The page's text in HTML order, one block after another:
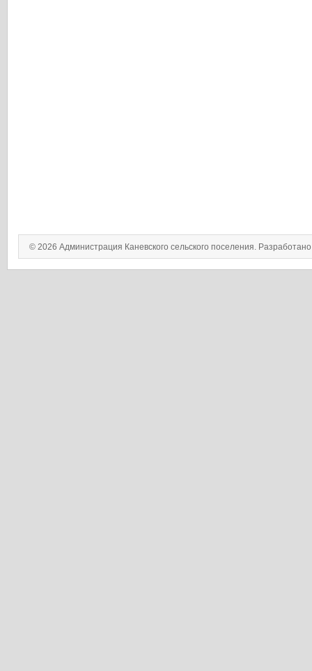
© 2026 Администрация Каневского сельского поселения.